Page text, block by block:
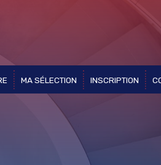
MA SÉLECTION INSCRIPTION